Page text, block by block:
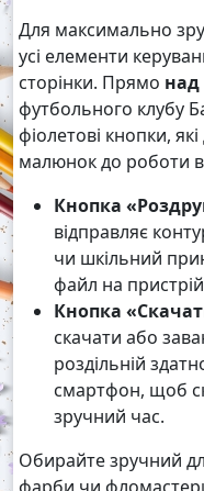
Для максимально
усі елементи
сторінки. Прямо
футбольного клубу
фіолетові кнопки,
малюнок до роботи в
Кнопка
відправляє
чи шкільний
файл на
Кнопка
скачати або
роздільній
смартфон, щоб
зручний час.
Обирайте зручний